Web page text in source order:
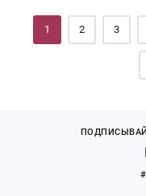
1 2 3